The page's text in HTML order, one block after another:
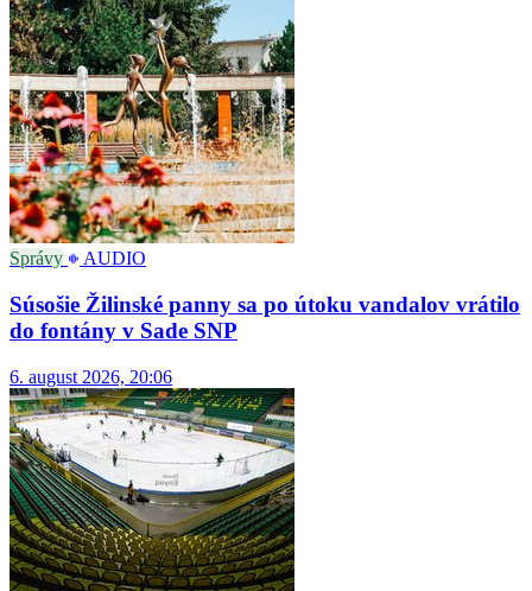
Správy AUDIO
Súsošie Žilinské panny sa po útoku vandalov vrátilo
do fontány v Sade SNP
6. august 2026, 20:06